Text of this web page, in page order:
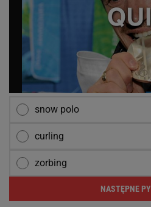
snow polo
curling
zorbing
NASTĘPNE